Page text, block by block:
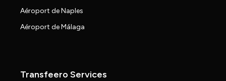
Aéroport de Naples
Aéroport de Málaga
Transfeero Services